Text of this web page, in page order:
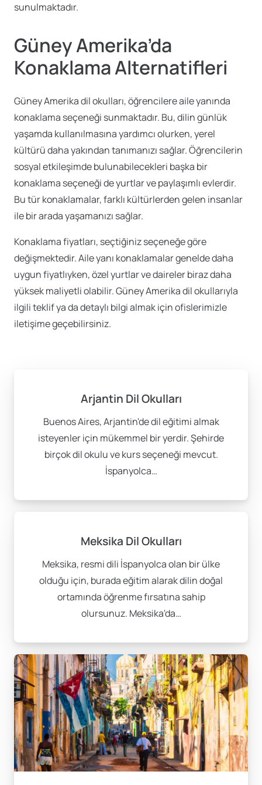
sunulmaktadır.
Güney Amerika’da
Konaklama Alternatifleri
Güney Amerika dil okulları, öğrencilere aile yanında
konaklama seçeneği sunmaktadır. Bu, dilin günlük
yaşamda kullanılmasına yardımcı olurken, yerel
kültürü daha yakından tanımanızı sağlar. Öğrencilerin
sosyal etkileşimde bulunabilecekleri başka bir
konaklama seçeneği de yurtlar ve paylaşımlı evlerdir.
Bu tür konaklamalar, farklı kültürlerden gelen insanlar
ile bir arada yaşamanızı sağlar.
Konaklama fiyatları, seçtiğiniz seçeneğe göre
değişmektedir. Aile yanı konaklamalar genelde daha
uygun fiyatlıyken, özel yurtlar ve daireler biraz daha
yüksek maliyetli olabilir. Güney Amerika dil okullarıyla
ilgili teklif ya da detaylı bilgi almak için ofislerimizle
iletişime geçebilirsiniz.
Arjantin Dil Okulları
Buenos Aires, Arjantin'de dil eğitimi almak
isteyenler için mükemmel bir yerdir. Şehirde
birçok dil okulu ve kurs seçeneği mevcut.
İspanyolca…
Meksika Dil Okulları
Meksika, resmi dili İspanyolca olan bir ülke
olduğu için, burada eğitim alarak dilin doğal
ortamında öğrenme fırsatına sahip
olursunuz. Meksika'da…